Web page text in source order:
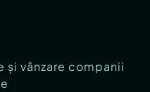
vânzare companii